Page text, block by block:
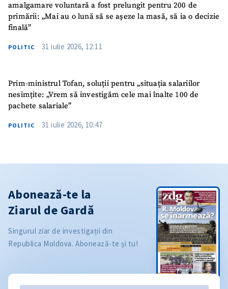
amalgamare voluntară a fost prelungit pentru 200 de
primării: „Mai au o lună să se așeze la masă, să ia o decizie
finală”
POLITIC 31 iulie 2026, 12:11
Prim-ministrul Tofan, soluții pentru „situația salariilor
nesimțite: „Vrem să investigăm cele mai înalte 100 de
pachete salariale”
POLITIC 31 iulie 2026, 10:47
Abonează-te la
Ziarul de Gardă
Singurul ziar de investigații din
Republica Moldova. Abonează-te și tu!